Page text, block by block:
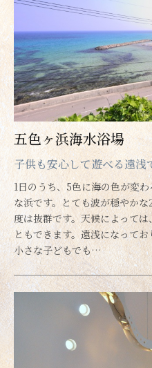
五色ヶ浜海水浴場
子供も安心して遊べる遠浅
1日のうち、5色に海の色が変
な浜です。とても波が穏やか
度は抜群です。天候によって
ともできます。遠浅になって
小さな子どもでも…